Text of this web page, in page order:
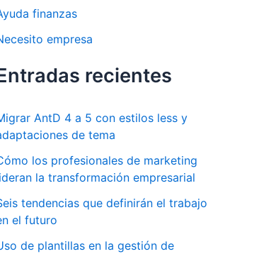
finanzas
empresa
recientes
AntD 4 a 5 con estilos less y
de tema
los profesionales de marketing
la transformación empresarial
tendencias que definirán el trabajo
el futuro
de plantillas en la gestión de